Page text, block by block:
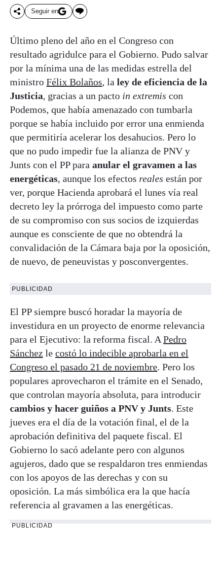
Seguir en
Último pleno del año en el Congreso con
resultado agridulce para el Gobierno. Pudo salvar
por la mínima una de las medidas estrella del
ministro Félix Bolaños, la ley de eficiencia de la
Justicia, gracias a un pacto in extremis con
Podemos, que había amenazado con tumbarla
porque se había incluido por error una enmienda
que permitiría acelerar los desahucios. Pero lo
que no pudo impedir fue la alianza de PNV y
Junts con el PP para anular el gravamen a las
energéticas, aunque los efectos reales están por
ver, porque Hacienda aprobará el lunes vía real
decreto ley la prórroga del impuesto como parte
de su compromiso con sus socios de izquierdas
aunque es consciente de que no obtendrá la
convalidación de la Cámara baja por la oposición,
de nuevo, de peneuvistas y posconvergentes.
PUBLICIDAD
El PP siempre buscó horadar la mayoría de
investidura en un proyecto de enorme relevancia
para el Ejecutivo: la reforma fiscal. A Pedro
Sánchez le costó lo indecible aprobarla en el
Congreso el pasado 21 de noviembre. Pero los
populares aprovecharon el trámite en el Senado,
que controlan mayoría absoluta, para introducir
cambios y hacer guiños a PNV y Junts. Este
jueves era el día de la votación final, el de la
aprobación definitiva del paquete fiscal. El
Gobierno lo sacó adelante pero con algunos
agujeros, dado que se respaldaron tres enmiendas
con los apoyos de las derechas y con su
oposición. La más simbólica era la que hacía
referencia al gravamen a las energéticas.
PUBLICIDAD